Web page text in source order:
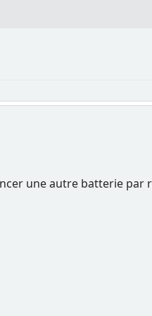
une autre batterie par